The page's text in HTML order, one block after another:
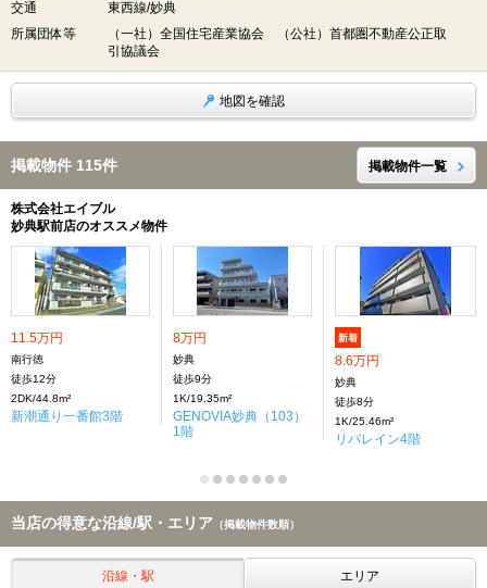
交通
東西線/妙典
所属団体等
（一社）全国住宅産業協会 （公社）首都圏不動産公正取
引協議会
地図を確認
掲載物件 115件 掲載物件一覧
株式会社エイブル
妙典駅前店のオススメ物件
11.5万円
南行徳
徒歩12分
2DK/44.8m²
新潮通り一番館3階
8万円
妙典
徒歩9分
1K/19.35m²
GENOVIA妙典（103）
1階
新着
8.6万円
妙典
徒歩8分
1K/25.46m²
リバレイン4階
当店の得意な沿線/駅・エリア （掲載物件数順）
沿線・駅 エリア